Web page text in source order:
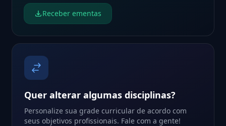
Receber ementas
Quer alterar algumas disciplinas?
Personalize sua grade curricular de acordo com
seus objetivos profissionais. Fale com a gente!